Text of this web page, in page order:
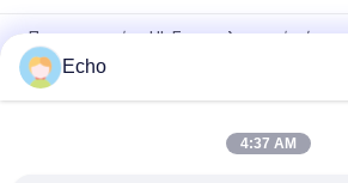
Πιστοποιημένο UL Επαγγελματικό
σύρμα περιέλιξης χαλκού TIW για
Τριπλό μονωμένο σύρμα 0,15mm
TIW-B/F Τριπλή μόνωση σύρμα 0,15 mm
Echo
4:37 AM